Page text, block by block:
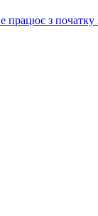
працює з